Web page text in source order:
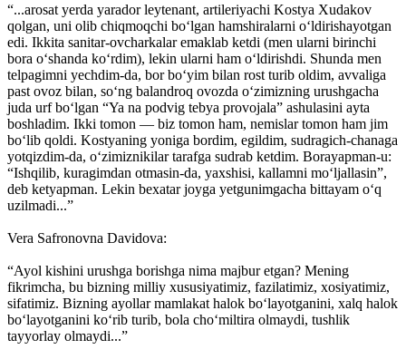
“...arosat yerda yarador leytenant, artileriyachi Kostya Xudakov
qolgan, uni olib chiqmoqchi bo‘lgan hamshiralarni o‘ldirishayotgan
edi. Ikkita sanitar-ovcharkalar emaklab ketdi (men ularni birinchi
bora o‘shanda ko‘rdim), lekin ularni ham o‘ldirishdi. Shunda men
telpagimni yechdim-da, bor bo‘yim bilan rost turib oldim, avvaliga
past ovoz bilan, so‘ng balandroq ovozda o‘zimizning urushgacha
juda urf bo‘lgan “Ya na podvig tebya provojala” ashulasini ayta
boshladim. Ikki tomon — biz tomon ham, nemislar tomon ham jim
bo‘lib qoldi. Kostyaning yoniga bordim, egildim, sudragich-chanaga
yotqizdim-da, o‘zimiznikilar tarafga sudrab ketdim. Borayapman-u:
“Ishqilib, kuragimdan otmasin-da, yaxshisi, kallamni mo‘ljallasin”,
deb ketyapman. Lekin bexatar joyga yetgunimgacha bittayam o‘q
uzilmadi...”
Vera Safronovna Davidova:
“Ayol kishini urushga borishga nima majbur etgan? Mening
fikrimcha, bu bizning milliy xususiyatimiz, fazilatimiz, xosiyatimiz,
sifatimiz. Bizning ayollar mamlakat halok bo‘layotganini, xalq halok
bo‘layotganini ko‘rib turib, bola cho‘miltira olmaydi, tushlik
tayyorlay olmaydi...”